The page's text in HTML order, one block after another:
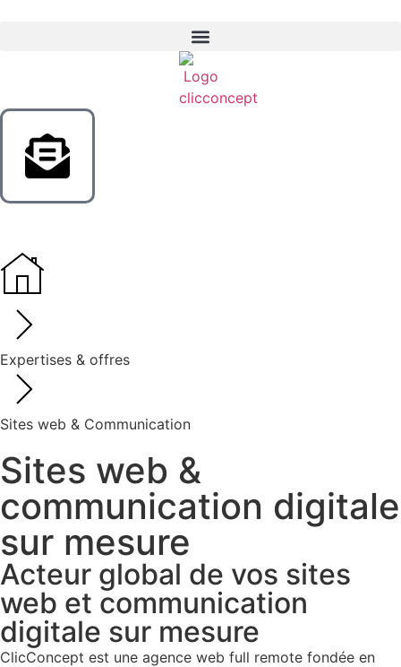
Expertises & offres
Sites web & Communication ​
Sites web &
communication digitale
sur mesure
Acteur global de vos sites
web et communication
digitale sur mesure
ClicConcept est une agence web full remote fondée en